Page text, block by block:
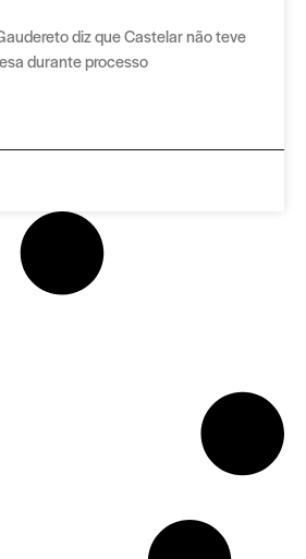
diz que Castelar não teve
durante processo